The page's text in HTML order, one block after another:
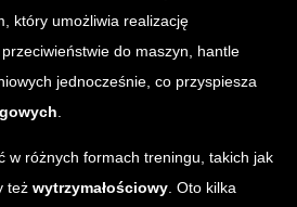
który umożliwia realizację
do maszyn, hantle
jednocześnie, co przyspiesza
w różnych formach treningu, takich jak
też wytrzymałościowy . Oto kilka